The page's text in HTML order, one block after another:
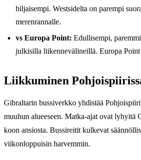
hiljaisempi. Westsidelta on parempi
merenrannalle.
vs Europa Point: Edullisempi,
julkisilla liikennevälineillä. Europa Point
Liikkuminen
Gibraltarin bussiverkko yhdistää
muuhun alueeseen. Matka-ajat ovat lyhyitä
koon ansiosta. Bussireitit kulkevat
viikonloppuisin harvemmin.